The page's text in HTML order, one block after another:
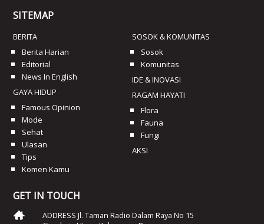
SITEMAP
BERITA
Berita Harian
Editorial
News In English
GAYA HIDUP
Famous Opinion
Mode
Sehat
Ulasan
Tips
Komen Kamu
SOSOK & KOMUNITAS
Sosok
Komunitas
IDE & INOVASI
RAGAM HAYATI
Flora
Fauna
Fungi
AKSI
GET IN TOUCH
ADDRESS Jl. Taman Radio Dalam Raya No 15